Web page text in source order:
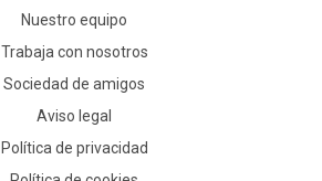
Nuestro equipo
Trabaja con nosotros
Sociedad de amigos
Aviso legal
Política de privacidad